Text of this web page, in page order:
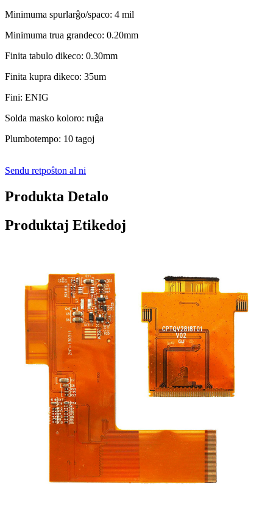
Minimuma spurlarĝo/spaco: 4 mil
Minimuma trua grandeco: 0.20mm
Finita tabulo dikeco: 0.30mm
Finita kupra dikeco: 35um
Fini: ENIG
Solda masko koloro: ruĝa
Plumbotempo: 10 tagoj
Sendu retpoŝton al ni
Produkta Detalo
Produktaj Etikedoj